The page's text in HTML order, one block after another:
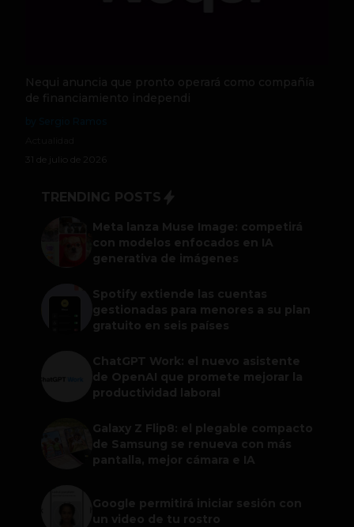
Nequi anuncia que pronto operará como compañía
de financiamiento independi
31 de julio de 2026
TRENDING POSTS
Meta lanza Muse Image: competirá
con modelos enfocados en IA
generativa de imágenes
Spotify extiende las cuentas
gestionadas para menores a su plan
gratuito en seis países
ChatGPT Work: el nuevo asistente
de OpenAI que promete mejorar la
productividad laboral
Galaxy Z Flip8: el plegable compacto
de Samsung se renueva con más
pantalla, mejor cámara e IA
Google permitirá iniciar sesión con
un video de tu rostro